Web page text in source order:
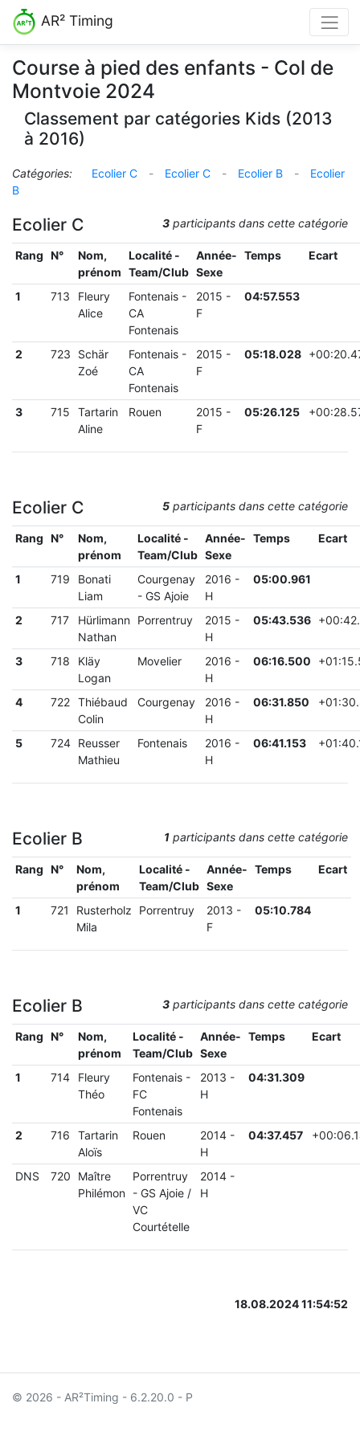
AR² Timing
Course à pied des enfants - Col de
Montvoie 2024
Classement par catégories Kids (2013
à 2016)
Catégories: Ecolier C - Ecolier C - Ecolier B -
Ecolier
B
3 participants dans cette catégorie
Ecolier C
Rang N°
Nom,
prénom
Localité -
Team/Club
Année-
Sexe
Temps Ecart
1 713
Fleury
Alice
Fontenais -
CA
Fontenais
2015 -
F
04:57.553
2 723
Schär
Zoé
Fontenais -
CA
Fontenais
2015 -
F
05:18.028 +
3 715
Tartarin
Aline
Rouen 2015 -
F
05:26.125 +
5 participants dans cette catégorie
Ecolier C
Rang N°
Nom,
prénom
Localité -
Team/Club
Année-
Sexe
Temps Ecart
1 719
Bonati
Liam
Courgenay
- GS Ajoie
2016 -
H
05:00.961
2 717
Hürlimann
Nathan
Porrentruy 2015 -
H
05:43.536 +
3 718
Kläy
Logan
Movelier 2016 -
H
06:16.500 +
4 722 Thiébaud
Colin
Courgenay 2016 -
H
06:31.850 +
5 724 Reusser
Mathieu
Fontenais 2016 -
H
06:41.153 +
1 participants dans cette catégorie
Ecolier B
Rang N°
Nom,
prénom
Localité -
Team/Club
Année-
Sexe
Temps Ecart
1 721
Rusterholz
Mila
Porrentruy 2013 -
F
05:10.784
3 participants dans cette catégorie
Ecolier B
Rang N°
Nom,
prénom
Localité -
Team/Club
Année-
Sexe
Temps Ecart
1 714
Fleury
Théo
Fontenais -
FC
Fontenais
2013 -
H
04:31.309
2 716
Tartarin
Aloïs
Rouen 2014 -
H
04:37.457 +
DNS 720
Maître
Philémon
Porrentruy
- GS Ajoie /
VC
Courtételle
2014 -
H
18.08.2024 11:54:52
© 2026 - AR²Timing - 6.2.20.0 - P